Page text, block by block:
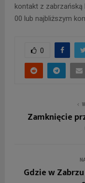
kontakt z zabrzańską
00 lub najbliższym
0
Zamknięcie
Gdzie w